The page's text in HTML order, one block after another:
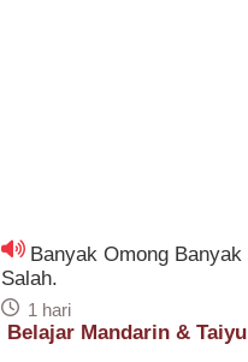
Banyak Omong Banyak
Salah.
1 hari
Belajar Mandarin & Taiyu